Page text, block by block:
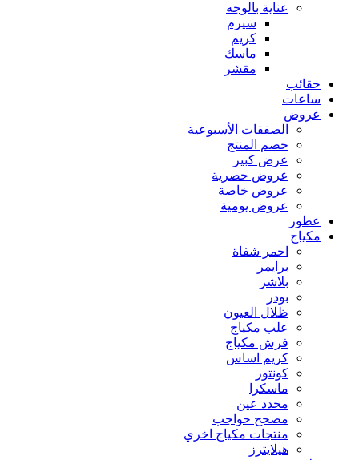
عناية بالوجه
سيرم
كريم
ماسك
مقشر
حقائب
ساعات
عروض
الصفقات الأسبوعية
خصم المنتج
عرض كبير
عروض حصرية
عروض خاصة
عروض يومية
عطور
مكياج
احمر شفاة
برايمر
بلاشر
بودر
ظلال العيون
علب مكياج
فرش مكياج
كريم اساس
كونتور
ماسكرا
محدد عين
مصحح حواجب
منتجات مكياج اخري
هيلايترز